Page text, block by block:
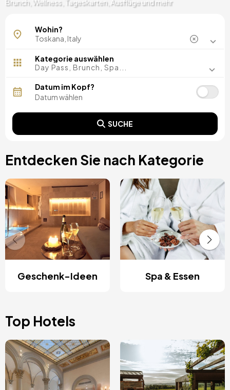
Brunch, Wellness, Tageskarten, Ausflüge und mehr
Florenz
Sena
Wohin?
Kategorie auswählen
Day Pass, Brunch, Spa...
Datum im Kopf?
SUCHE
Entdecken Sie nach Kategorie
Geschenk-Ideen Spa & Essen
Top Hotels
Bild